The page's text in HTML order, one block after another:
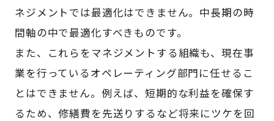
ネジメントでは最適化はできません。中長期の時
間軸の中で最適化すべきものです。
また、これらをマネジメントする組織も、現在事
業を行っているオペレーティング部門に任せるこ
とはできません。例えば、短期的な利益を確保す
るため、修繕費を先送りするなど将来にツケを回